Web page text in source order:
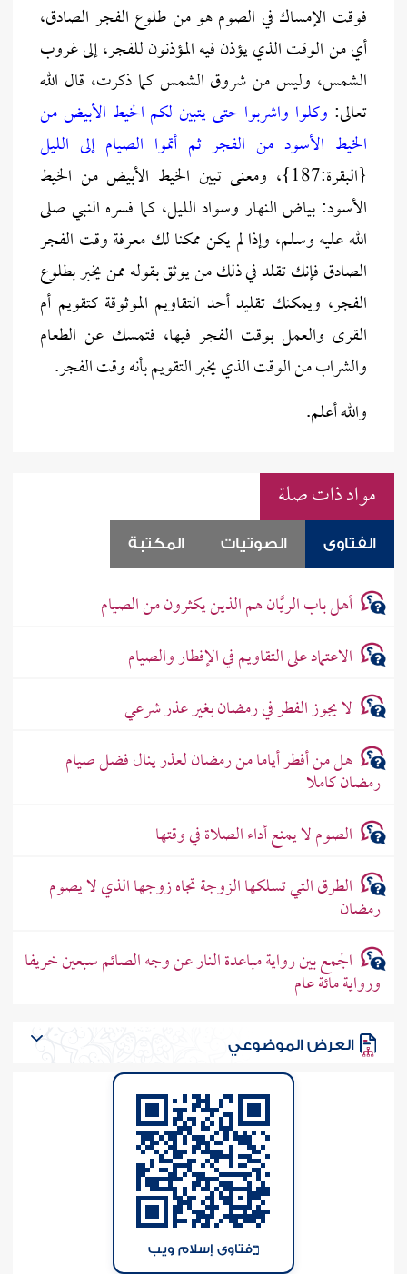
فوقت الإمساك في الصوم هو من طلوع الفجر الصادق،
أي من الوقت الذي يؤذن فيه المؤذنون للفجر، إلى غروب
الشمس، وليس من شروق الشمس كما ذكرت، قال الله
تعالى: وكلوا واشربوا حتى يتبين لكم الخيط الأبيض من
الخيط الأسود من الفجر ثم أتموا الصيام إلى الليل
{البقرة:187}، ومعنى تبين الخيط الأبيض من الخيط
الأسود: بياض النهار وسواد الليل، كما فسره النبي صلى
الله عليه وسلم، وإذا لم يكن ممكنا لك معرفة وقت الفجر
الصادق فإنك تقلد في ذلك من يوثق بقوله ممن يخبر بطلوع
الفجر، ويمكنك تقليد أحد التقاويم الموثوقة كتقويم أم
القرى والعمل بوقت الفجر فيها، فتمسك عن الطعام
والشراب من الوقت الذي يخبر التقويم بأنه وقت الفجر.
والله أعلم.
مواد ذات صلة
الفتاوى الصوتيات المكتبة
أهل باب الريَّان هم الذين يكثرون من الصيام
الاعتماد على التقاويم في الإفطار والصيام
لا يجوز الفطر في رمضان بغير عذر شرعي
هل من أفطر أياما من رمضان لعذر ينال فضل صيام
رمضان كاملا
الصوم لا يمنع أداء الصلاة في وقتها
الطرق التي تسلكها الزوجة تجاه زوجها الذي لا يصوم
رمضان
الجمع بين رواية مباعدة النار عن وجه الصائم سبعين خريفا
ورواية مائة عام
العرض الموضوعي
فتاوى إسلام ويب